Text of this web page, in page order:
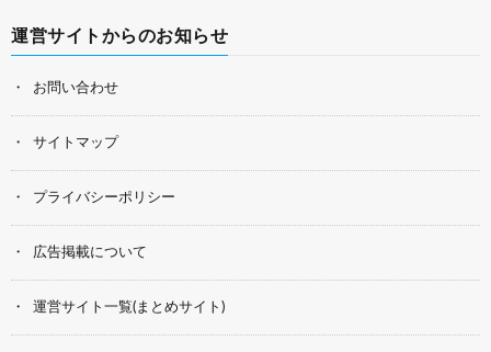
運営サイトからのお知らせ
お問い合わせ
サイトマップ
プライバシーポリシー
広告掲載について
運営サイト一覧(まとめサイト)